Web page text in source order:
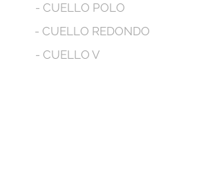
- CUELLO POLO
- CUELLO REDONDO
- CUELLO V